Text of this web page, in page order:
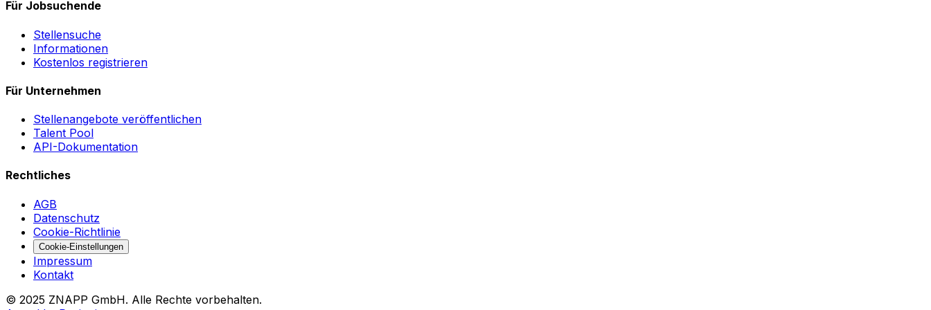
Für Jobsuchende
Stellensuche
Informationen
Kostenlos registrieren
Für Unternehmen
Stellenangebote veröffentlichen
Talent Pool
API-Dokumentation
Rechtliches
AGB
Datenschutz
Cookie-Richtlinie
Cookie-Einstellungen
Impressum
Kontakt
© 2025 ZNAPP GmbH. Alle Rechte vorbehalten.